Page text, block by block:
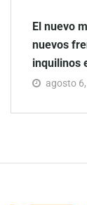
El nuevo
nuevos
inquilinos
agosto